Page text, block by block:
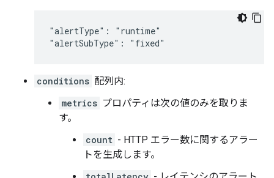
"alertType": "runtime"
"alertSubType": "fixed"
conditions 配列内:
metrics プロパティは次の値のみを取りま
す。
count - HTTP エラー数に関するアラー
トを生成します。